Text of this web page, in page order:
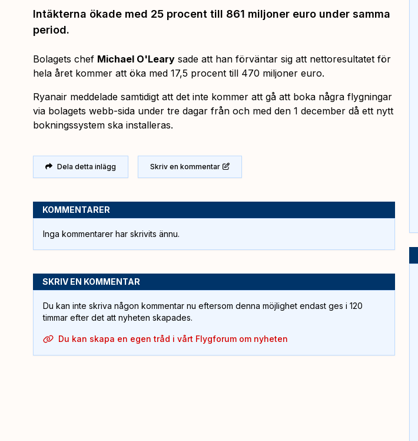
Intäkterna ökade med 25 procent till 861 miljoner euro under samma
period.
Bolagets chef Michael O'Leary sade att han förväntar sig att nettoresultatet för
hela året kommer att öka med 17,5 procent till 470 miljoner euro.
Ryanair meddelade samtidigt att det inte kommer att gå att boka några flygningar
via bolagets webb-sida under tre dagar från och med den 1 december då ett nytt
bokningssystem ska installeras.
Dela detta inlägg Skriv en kommentar
KOMMENTARER
Inga kommentarer har skrivits ännu.
SKRIV EN KOMMENTAR
Du kan inte skriva någon kommentar nu eftersom denna möjlighet endast ges i 120
timmar efter det att nyheten skapades.
Du kan skapa en egen tråd i vårt Flygforum om nyheten